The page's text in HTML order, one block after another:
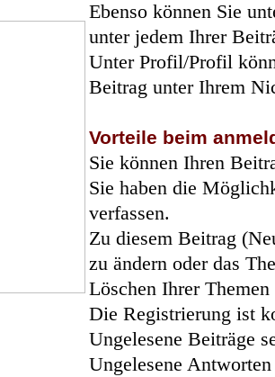
Ebenso können Sie
unter jedem Ihrer
Unter Profil/Profil
Beitrag unter Ihrem
Vorteile beim
Sie können Ihren
Sie haben die
verfassen.
Zu diesem Beitrag
zu ändern oder das
Löschen Ihrer
Die Registrierung ist
Ungelesene Beiträge
Ungelesene